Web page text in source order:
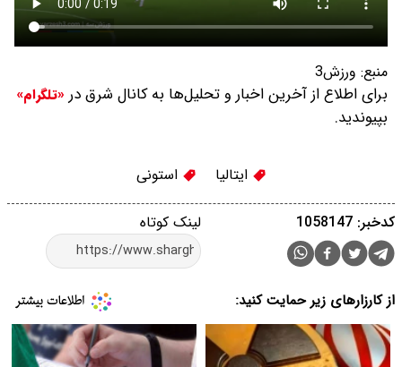
منبع: ورزش3
برای اطلاع از آخرین اخبار و تحلیل‌ها به کانال شرق در «تلگرام»
بپیوندید.
ایتالیا استونی
لینک کوتاه کدخبر: 1058147
از کارزارهای زیر حمایت کنید: